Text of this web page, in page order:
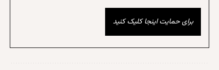
برای حمایت اینجا کلیک کنید